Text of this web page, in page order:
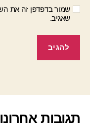
שמור בדפדפן זה את
שאגיב.
תגובות